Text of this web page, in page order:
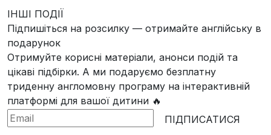
ІНШІ ПОДІЇ
Підпишіться на розсилку — отримайте англійську в
подарунок
Отримуйте корисні матеріали, анонси подій та
цікаві підбірки. А ми подаруємо безплатну
триденну англомовну програму на інтерактивній
платформі для вашої дитини 🔥
ПІДПИСАТИСЯ